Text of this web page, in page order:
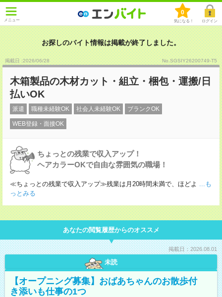
メニュー
0
気になる！ ログイン
お探しのバイト情報は掲載が終了しました。
掲載日 :2026/06/28 No.SGSIY26200749-T5
木箱製品の木材カット・組立・梱包・運搬/日
払いOK
派遣 職種未経験OK 社会人未経験OK ブランクOK
WEB登録・面接OK
ちょっとの残業で収入アップ！
ヘアカラーOKで自由な雰囲気の職場！
≪ちょっとの残業で収入アップ≫残業は月20時間未満で、ほどよ ...も
っとみる
あなたの閲覧履歴からのオススメ
掲載日：2026.08.01
未読
【オープニング募集】おばあちゃんのお散歩付
き添いも仕事の1つ